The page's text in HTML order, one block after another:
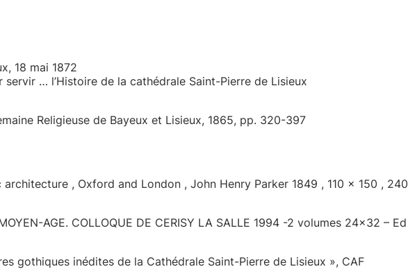
18 mai 1872
… l’Histoire de la cathédrale Saint-Pierre de Lisieux
Religieuse de Bayeux et Lisieux, 1865, pp. 320-397
, Oxford and London , John Henry Parker 1849 , 110 x 150 , 240
AGE. COLLOQUE DE CERISY LA SALLE 1994 -2 volumes 24×32 – Ed
gothiques inédites de la Cathédrale Saint-Pierre de Lisieux », CAF